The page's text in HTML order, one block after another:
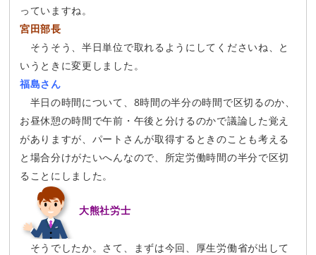
っていますね。
宮田部長
そうそう、半日単位で取れるようにしてくださいね、と
いうときに変更しました。
福島さん
半日の時間について、8時間の半分の時間で区切るのか、
お昼休憩の時間で午前・午後と分けるのかで議論した覚え
がありますが、パートさんが取得するときのことも考える
と場合分けがたいへんなので、所定労働時間の半分で区切
ることにしました。
大熊社労士
そうでしたか。さて、まずは今回、厚生労働省が出して